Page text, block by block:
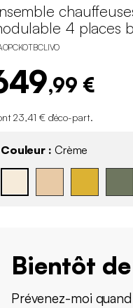
4 places
,99 €
23,41 € d'éco-part.
Couleur : Crème
Bientôt
Prévenez-moi